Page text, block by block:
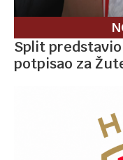
Split
potpisao za